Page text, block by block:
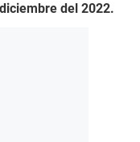
del 2022.